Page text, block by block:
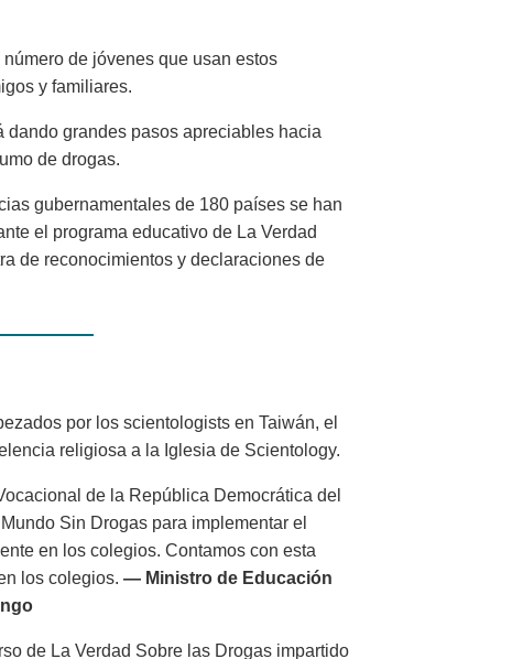
de jóvenes que usan estos
y familiares.
dando grandes pasos apreciables hacia
de drogas.
gubernamentales de 180 países se han
el programa educativo de La Verdad
de reconocimientos y declaraciones de
por los scientologists en Taiwán, el
religiosa a la Iglesia de Scientology.
de la República Democrática del
Sin Drogas para implementar el
en los colegios. Contamos con esta
los colegios. — Ministro de Educación
de La Verdad Sobre las Drogas impartido